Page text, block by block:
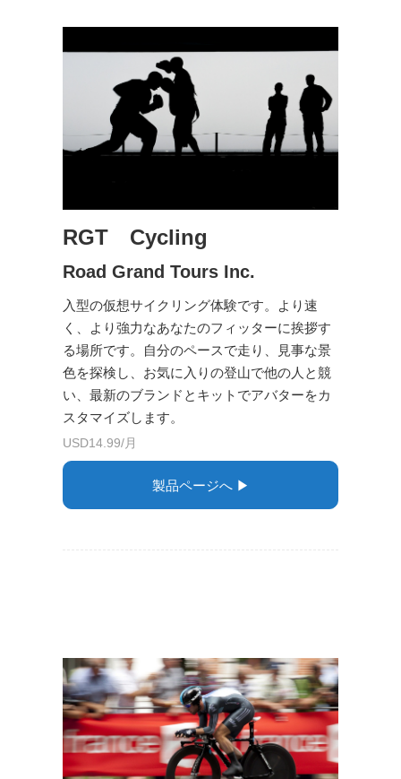
RGT Cycling
Road Grand Tours Inc.
入型の仮想サイクリング体験です。より速
く、より強力なあなたのフィッターに挨拶す
る場所です。自分のペースで走り、見事な景
色を探検し、お気に入りの登山で他の人と競
い、最新のブランドとキットでアバターをカ
スタマイズします。
USD14.99/月
製品ページへ ▶︎